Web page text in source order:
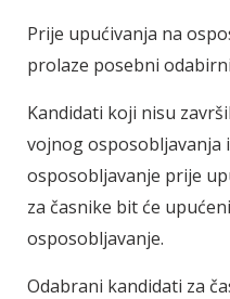
Prije upućivanja na
prolaze posebni
Kandidati koji nisu
vojnog osposobljavanja
osposobljavanje prije
za časnike bit će
osposobljavanje.
Odabrani kandidati za